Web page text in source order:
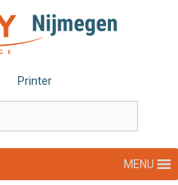
Printer
MENU